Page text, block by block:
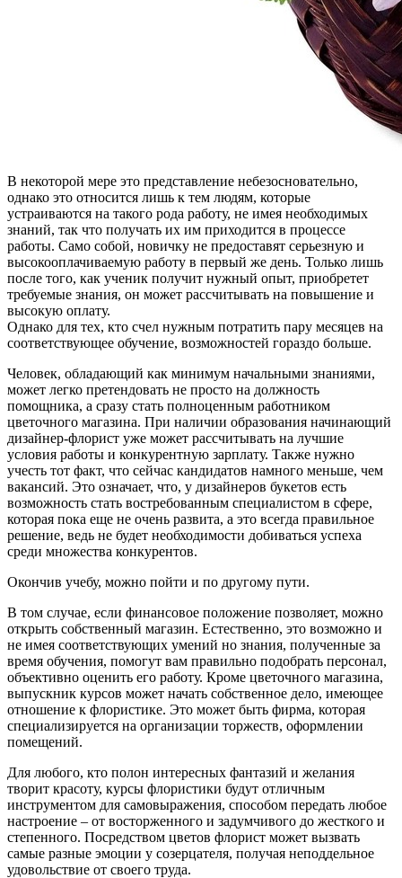
В некоторой мере это представление небезосновательно,
однако это относится лишь к тем людям, которые
устраиваются на такого рода работу, не имея необходимых
знаний, так что получать их им приходится в процессе
работы. Само собой, новичку не предоставят серьезную и
высокооплачиваемую работу в первый же день. Только лишь
после того, как ученик получит нужный опыт, приобретет
требуемые знания, он может рассчитывать на повышение и
высокую оплату.
Однако для тех, кто счел нужным потратить пару месяцев на
соответствующее обучение, возможностей гораздо больше.
Человек, обладающий как минимум начальными знаниями,
может легко претендовать не просто на должность
помощника, а сразу стать полноценным работником
цветочного магазина. При наличии образования начинающий
дизайнер-флорист уже может рассчитывать на лучшие
условия работы и конкурентную зарплату. Также нужно
учесть тот факт, что сейчас кандидатов намного меньше, чем
вакансий. Это означает, что, у дизайнеров букетов есть
возможность стать востребованным специалистом в сфере,
которая пока еще не очень развита, а это всегда правильное
решение, ведь не будет необходимости добиваться успеха
среди множества конкурентов.
Окончив учебу, можно пойти и по другому пути.
В том случае, если финансовое положение позволяет, можно
открыть собственный магазин. Естественно, это возможно и
не имея соответствующих умений но знания, полученные за
время обучения, помогут вам правильно подобрать персонал,
объективно оценить его работу. Кроме цветочного магазина,
выпускник курсов может начать собственное дело, имеющее
отношение к флористике. Это может быть фирма, которая
специализируется на организации торжеств, оформлении
помещений.
Для любого, кто полон интересных фантазий и желания
творит красоту, курсы флористики будут отличным
инструментом для самовыражения, способом передать любое
настроение – от восторженного и задумчивого до жесткого и
степенного. Посредством цветов флорист может вызвать
самые разные эмоции у созерцателя, получая неподдельное
удовольствие от своего труда.